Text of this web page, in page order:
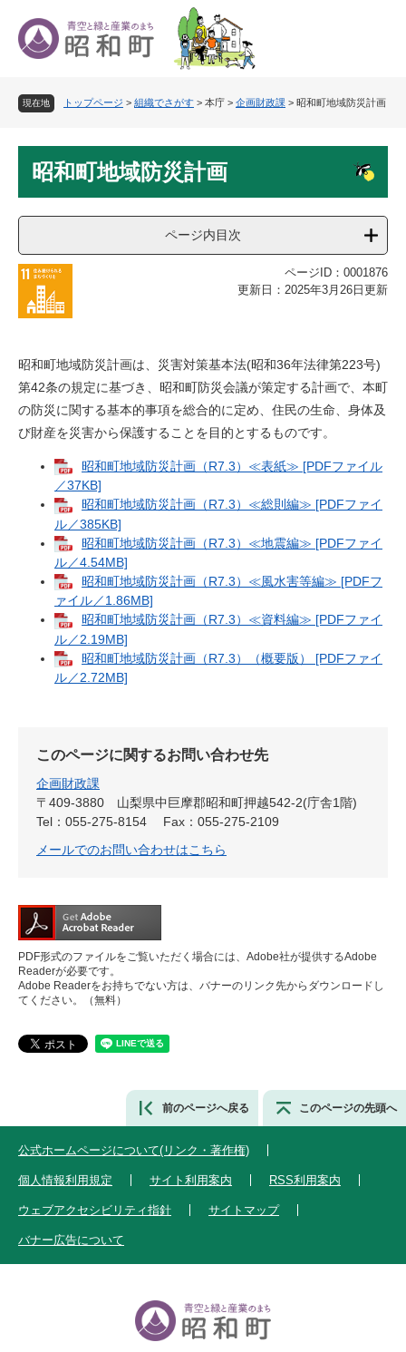
現在地 トップページ > 組織でさがす > 本庁 > 企画財政課 > 昭和町地域防災計画
昭和町地域防災計画
ページ内目次
ページID：0001876
更新日：2025年3月26日更新
昭和町地域防災計画は、災害対策基本法(昭和36年法律第223号)
第42条の規定に基づき、昭和町防災会議が策定する計画で、本町
の防災に関する基本的事項を総合的に定め、住民の生命、身体及
び財産を災害から保護することを目的とするものです。
昭和町地域防災計画（R7.3）≪表紙≫ [PDFファイル
／37KB]
昭和町地域防災計画（R7.3）≪総則編≫ [PDFファイ
ル／385KB]
昭和町地域防災計画（R7.3）≪地震編≫ [PDFファイ
ル／4.54MB]
昭和町地域防災計画（R7.3）≪風水害等編≫ [PDFフ
ァイル／1.86MB]
昭和町地域防災計画（R7.3）≪資料編≫ [PDFファイ
ル／2.19MB]
昭和町地域防災計画（R7.3）（概要版） [PDFファイ
ル／2.72MB]
このページに関するお問い合わせ先
企画財政課
〒409-3880
山梨県中巨摩郡昭和町押越542-2(庁舎1階)
Tel：055-275-8154
Fax：055-275-2109
メールでのお問い合わせはこちら
PDF形式のファイルをご覧いただく場合には、Adobe社が提供するAdobe
Readerが必要です。
Adobe Readerをお持ちでない方は、バナーのリンク先からダウンロードし
てください。（無料）
前のページへ戻る このページの先頭へ
公式ホームページについて(リンク・著作権)
個人情報利用規定 サイト利用案内 RSS利用案内
ウェブアクセシビリティ指針 サイトマップ
バナー広告について